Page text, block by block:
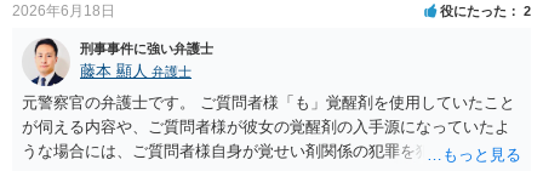
2026年6月18日 役にたった 2
刑事事件に強い弁護士
藤本 顯人 弁護士
元警察官の弁護士です。 ご質問者様「も」覚醒剤を使用していたこと
が伺える内容や、ご質問者様が彼女の覚醒剤の入手源になっていたよ
うな場合には、ご質問者様自身が覚せい剤関係の犯罪を犯した疑いが